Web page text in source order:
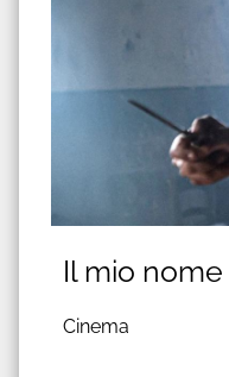
Il mio
Cinema